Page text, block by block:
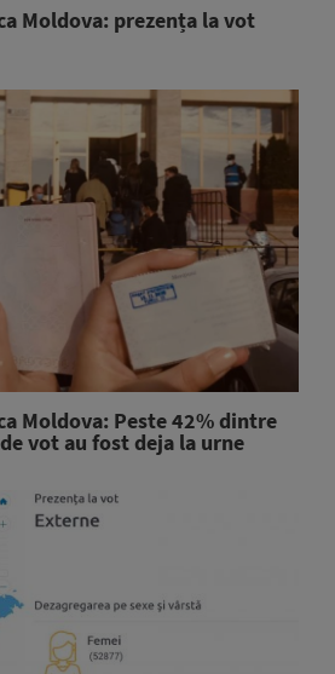
Moldova: prezența la vot
Moldova: Peste 42% dintre
vot au fost deja la urne